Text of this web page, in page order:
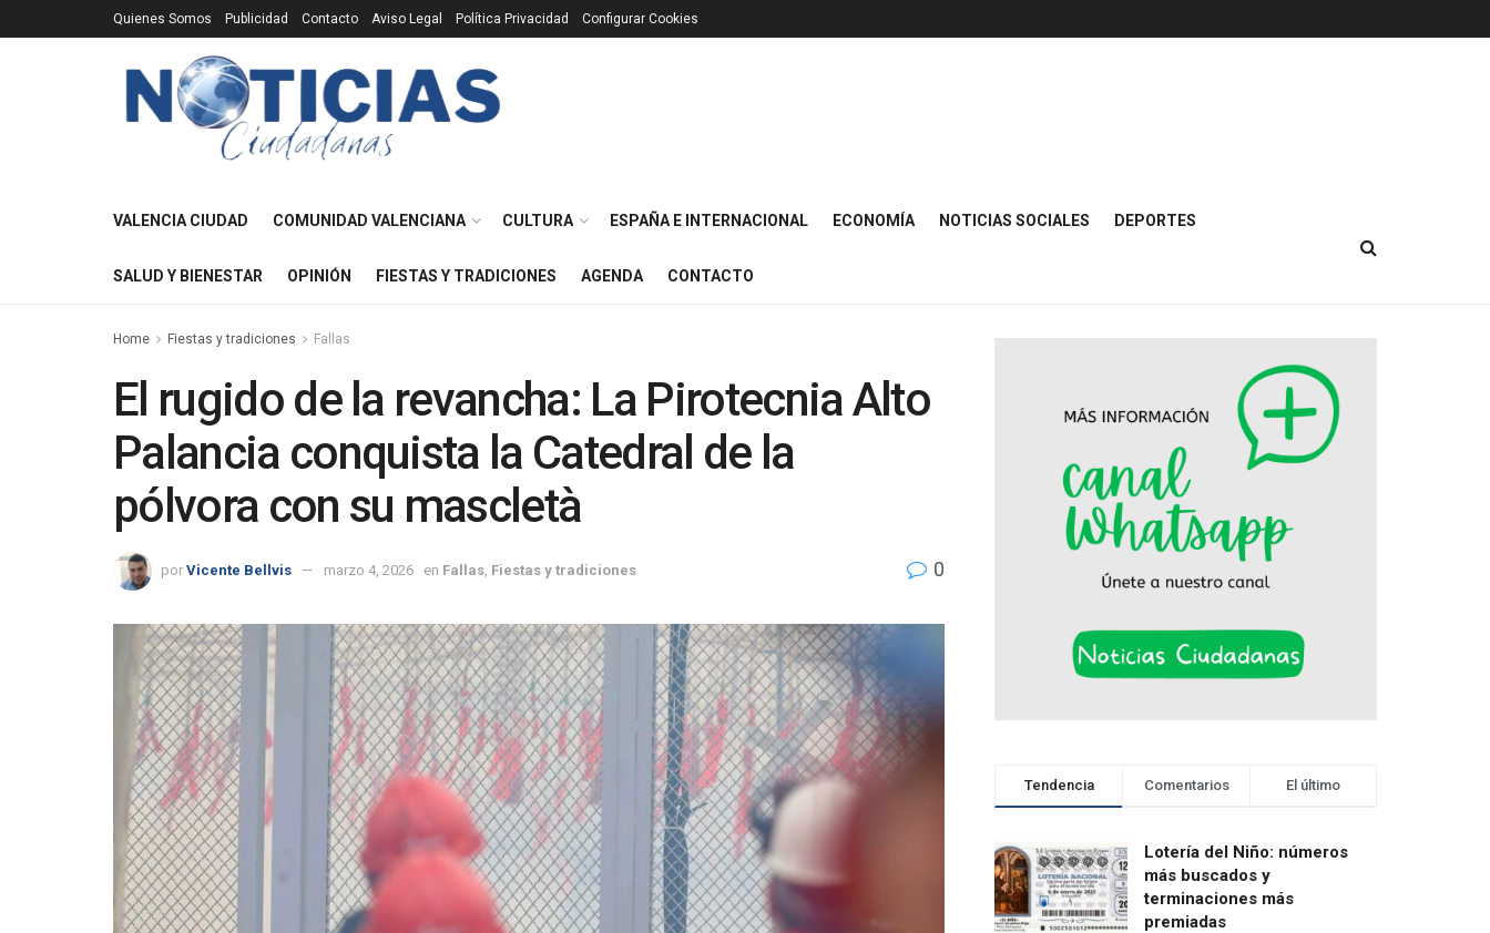
Quienes Somos Publicidad Contacto Aviso Legal Política Privacidad Configurar Cookies
VALENCIA CIUDAD COMUNIDAD VALENCIANA CULTURA ESPAÑA E INTERNACIONAL ECONOMÍA NOTICIAS SOCIALES DEPORTES
SALUD Y BIENESTAR OPINIÓN FIESTAS Y TRADICIONES AGENDA CONTACTO
Home Fiestas y tradiciones Fallas
El rugido de la revancha: La Pirotecnia Alto
Palancia conquista la Catedral de la
pólvora con su mascletà
por Vicente Bellvis marzo 4, 2026 en Fallas Fiestas y tradiciones 0
Tendencia Comentarios El último
Lotería del Niño: números
más buscados y
terminaciones más
premiadas